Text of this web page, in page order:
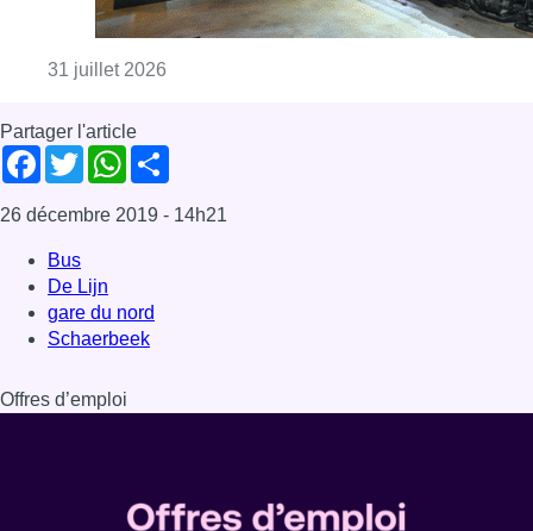
31 juillet 2026
Partager l'article
Facebook
TwitterWhatsApp
26 décembre 2019 - 14h21
Bus
De Lijn
gare du nord
Schaerbeek
Offres d’emploi